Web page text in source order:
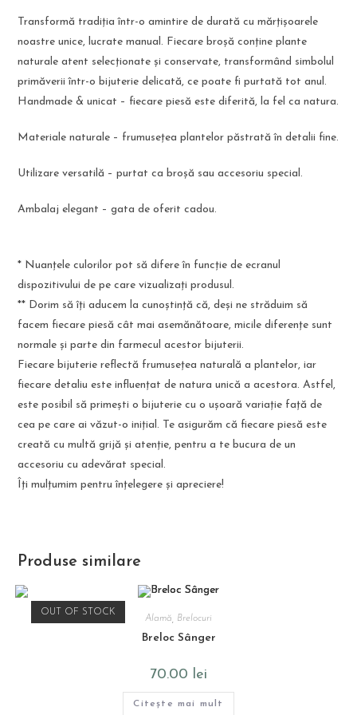
Transformă tradiția într-o amintire de durată cu mărțișoarele
noastre unice, lucrate manual. Fiecare broșă conține plante
naturale atent selecționate și conservate, transformând simbolul
primăverii într-o bijuterie delicată, ce poate fi purtată tot anul.
Handmade & unicat – fiecare piesă este diferită, la fel ca natura.
Materiale naturale – frumusețea plantelor păstrată în detalii fine.
Utilizare versatilă – purtat ca broșă sau accesoriu special.
Ambalaj elegant – gata de oferit cadou.
* Nuanțele culorilor pot să difere în funcție de ecranul
dispozitivului de pe care vizualizați produsul.
** Dorim să îți aducem la cunoștință că, deși ne străduim să
facem fiecare piesă cât mai asemănătoare, micile diferențe sunt
normale și parte din farmecul acestor bijuterii.
Fiecare bijuterie reflectă frumusețea naturală a plantelor, iar
fiecare detaliu este influențat de natura unică a acestora. Astfel,
este posibil să primești o bijuterie cu o ușoară variație față de
cea pe care ai văzut-o inițial. Te asigurăm că fiecare piesă este
creată cu multă grijă și atenție, pentru a te bucura de un
accesoriu cu adevărat special.
Îți mulțumim pentru înțelegere și apreciere!
Produse similare
OUT OF STOCK
Alamă Brelocuri
Breloc Sânger
70.00 lei
Citește mai mult